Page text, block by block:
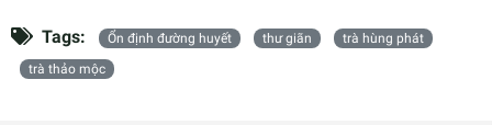
Tags: Ổn định đường huyết thư giãn
trà hùng phát
trà thảo mộc